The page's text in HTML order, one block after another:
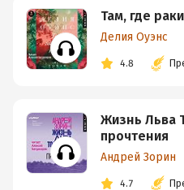
Там, где
Делия Оуэнс
4.8
Жизнь Льва
прочтения
Андрей Зорин
4.7